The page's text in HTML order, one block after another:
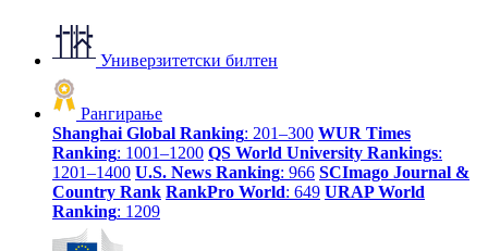
Универзитетски билтен
Рангирање
Shanghai Global Ranking: 201–300 WUR Times
Ranking: 1001–1200 QS World University Rankings:
1201–1400 U.S. News Ranking: 966 SCImago Journal &
Country Rank RankPro World: 649 URAP World
Ranking: 1209